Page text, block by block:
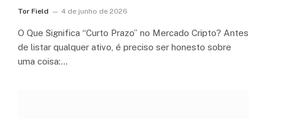
Tor Field 4 de junho de 2026
O Que Significa “Curto Prazo” no Mercado Cripto? Antes
de listar qualquer ativo, é preciso ser honesto sobre
uma coisa:…